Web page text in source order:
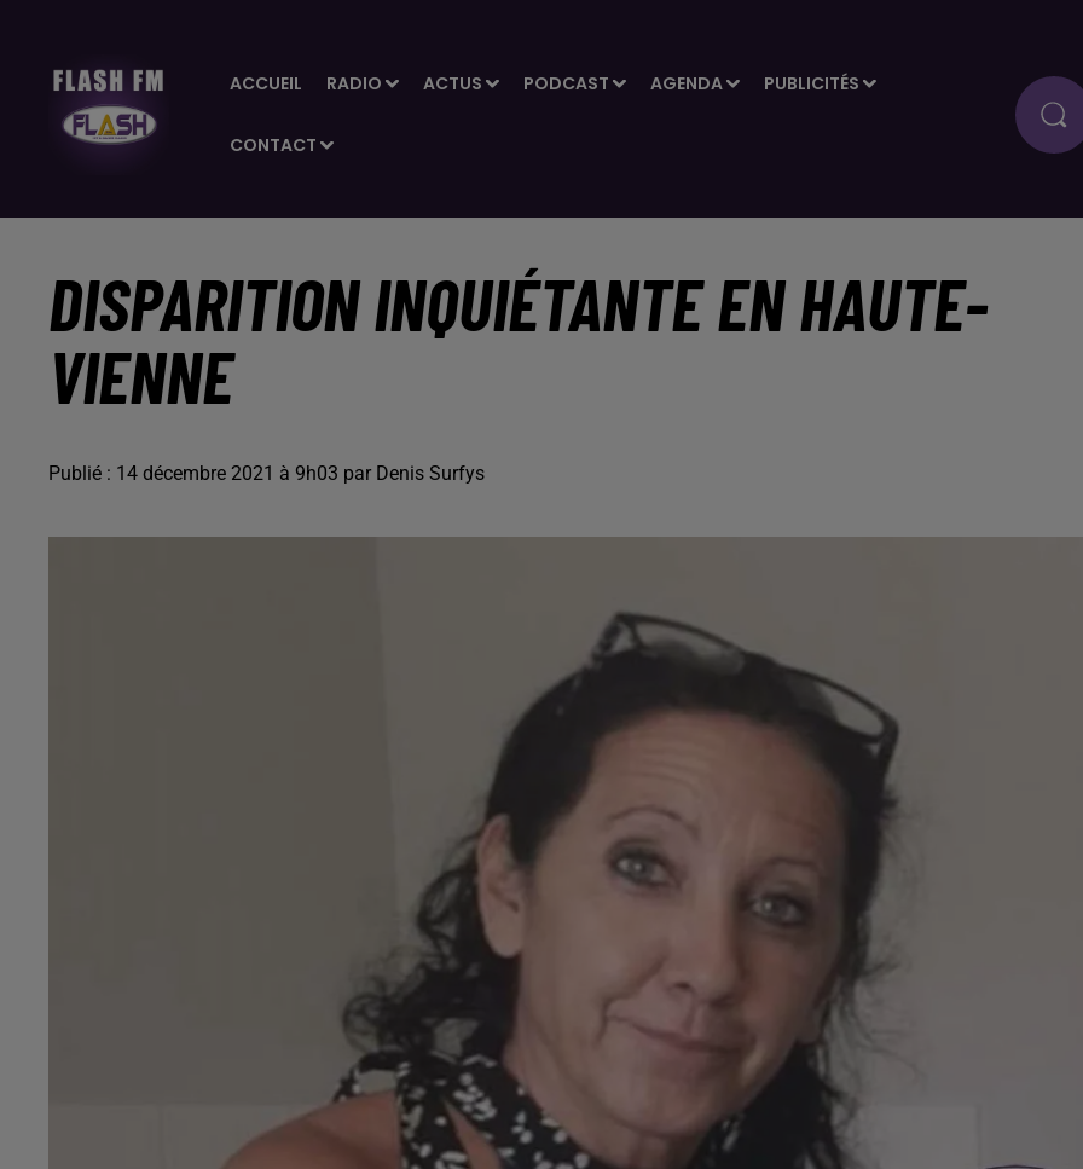
ACCUEIL RADIO ACTUS PODCAST AGENDA PUBLICITÉS
CONTACT
DISPARITION INQUIÉTANTE EN HAUTE-
VIENNE
Publié : 14 décembre 2021 à 9h03 par Denis Surfys